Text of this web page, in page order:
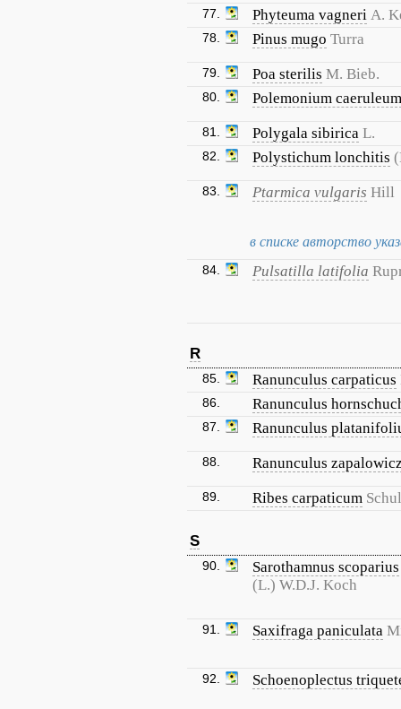
77. Phyteuma vagneri A.
78. Pinus mugo Turra
79. Poa sterilis M. Bieb.
80. Polemonium caeruleum
81. Polygala sibirica L.
82. Polystichum lonchitis
83. Ptarmica vulgaris Hill
в списке авторство
84. Pulsatilla latifolia
R
85. Ranunculus carpaticus
86. Ranunculus
87. Ranunculus
88. Ranunculus
89. Ribes carpaticum
S
90.
Sarothamnus scoparius
(L.) W.D.J. Koch
91. Saxifraga paniculata
92. Schoenoplectus